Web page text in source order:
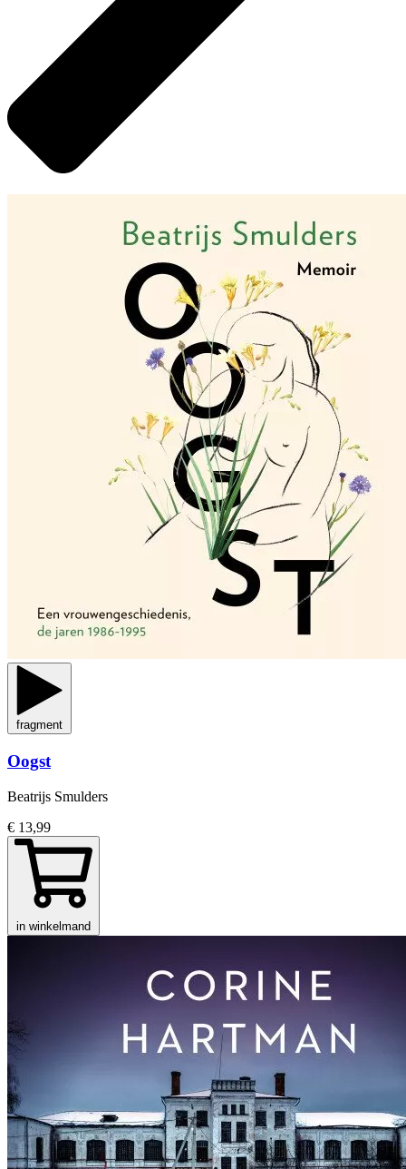
fragment
Oogst
Beatrijs Smulders
€ 13,99
in winkelmand